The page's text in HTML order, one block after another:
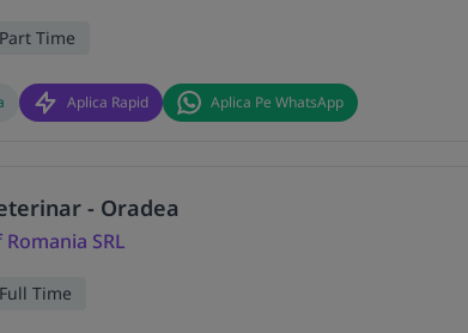
Time
Aplica Rapid Aplica Pe WhatsApp
- Oradea
SRL
Time